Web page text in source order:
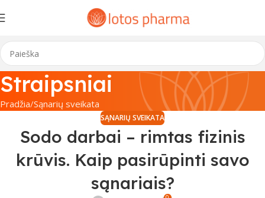
Straipsniai
Pradžia Sąnarių sveikata
SĄNARIŲ SVEIKATA
Sodo darbai – rimtas fizinis
krūvis. Kaip pasirūpinti savo
sąnariais?